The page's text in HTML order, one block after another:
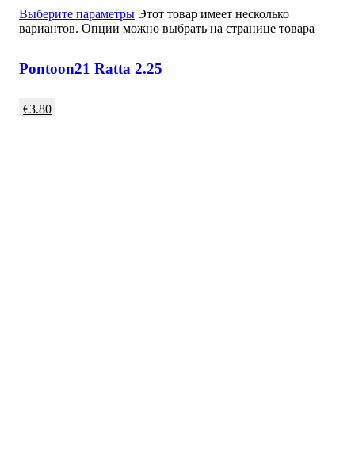
Выберите параметры Этот товар имеет несколько
вариантов. Опции можно выбрать на странице товара
Pontoon21 Ratta 2.25
€3.80